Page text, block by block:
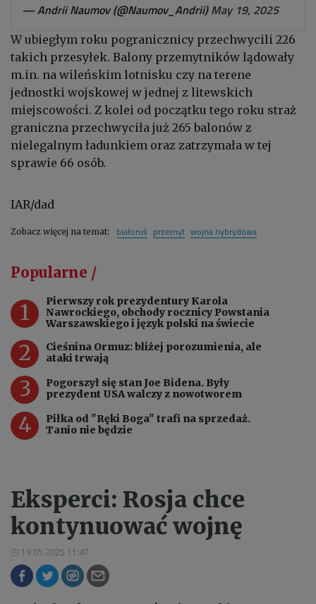
— Andrii Naumov (@Naumov_Andrii)May 19, 2025
W ubiegłym roku pogranicznicy przechwycili 226
takich przesyłek. Balony przemytników lądowały
m.in. na wileńskim lotnisku czy na terene
jednostki wojskowej w jednej z litewskich
miejscowości. Z kolei od początku tego roku straż
graniczna przechwyciła już 265 balonów z
nielegalnym ładunkiem oraz zatrzymała w tej
sprawie 66 osób.
IAR/dad
Zobacz więcej na temat: białoruś przemyt wojna hybrydowa
Popularne /
1
Pierwszy rok prezydentury Karola
Nawrockiego, obchody rocznicy Powstania
Warszawskiego i język polski na świecie
2
Cieśnina Ormuz: bliżej porozumienia, ale
ataki trwają
3
Pogorszył się stan Joe Bidena. Były
prezydent USA walczy z nowotworem
4
Piłka od "Ręki Boga" trafi na sprzedaż.
Tanio nie będzie
Eksperci: Rosja chce
kontynuować wojnę
19.05.2025 11:47